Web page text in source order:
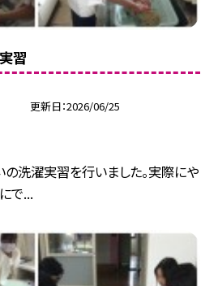
習
更新日 2026/06/25
洗濯実習を行いました。実際にや
で...